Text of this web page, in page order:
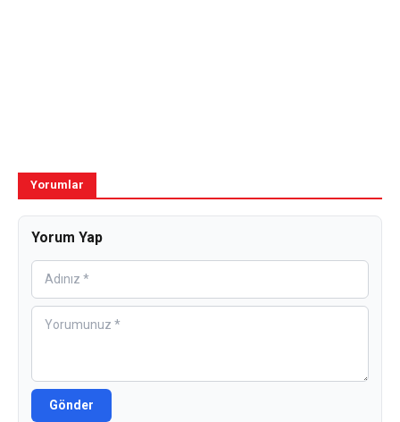
Yorumlar
Yorum Yap
Gönder